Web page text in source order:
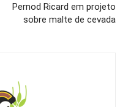
Pernod Ricard em projeto
sobre malte de cevada